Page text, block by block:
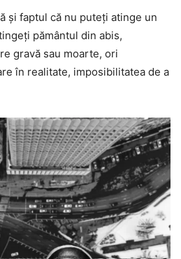
și faptul că nu puteți atinge un
pământul din abis,
gravă sau moarte, ori
în realitate, imposibilitatea de a